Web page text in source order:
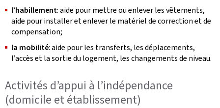
l’habillement: aide pour mettre ou enlever les vêtements,
aide pour installer et enlever le matériel de correction et de
compensation;
la mobilité: aide pour les transferts, les déplacements,
l’accès et la sortie du logement, les changements de niveau.
Activités d’appui à l’indépendance
(domicile et établissement)